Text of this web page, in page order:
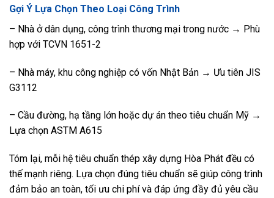
Gợi Ý Lựa Chọn Theo Loại Công Trình
– Nhà ở dân dụng, công trình thương mại trong nước → Phù
hợp với TCVN 1651-2
– Nhà máy, khu công nghiệp có vốn Nhật Bản → Ưu tiên JIS
G3112
– Cầu đường, hạ tầng lớn hoặc dự án theo tiêu chuẩn Mỹ →
Lựa chọn ASTM A615
Tóm lại, mỗi hệ tiêu chuẩn thép xây dựng Hòa Phát đều có
thế mạnh riêng. Lựa chọn đúng tiêu chuẩn sẽ giúp công trình
đảm bảo an toàn, tối ưu chi phí và đáp ứng đầy đủ yêu cầu